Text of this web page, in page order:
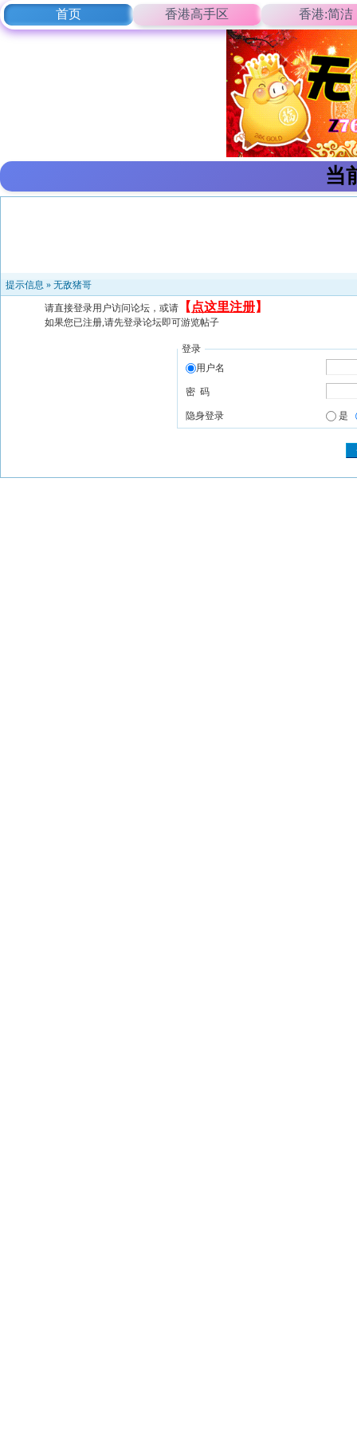
首页 香港高手区 香港:简洁
当
提示信息 » 无敌猪哥
请直接登录用户访问论坛，或请 【 点这里注册】
如果您已注册,请先登录论坛即可游览帖子
登录
用户名
密 码
隐身登录 是